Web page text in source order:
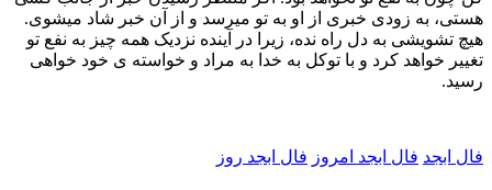
هستی، به زودی خبری از او به تو میرسد و از آن خبر شاد میشوی.
هیچ تشویشی به دل راه نده، زیرا در آینده نزدیک همه چیز به نفع تو
تغییر خواهد کرد و با توکل به خدا به مراد و خواسته ی خود خواهی
رسید.
فال ابجد فال ابجد امروز فال ابجد روز